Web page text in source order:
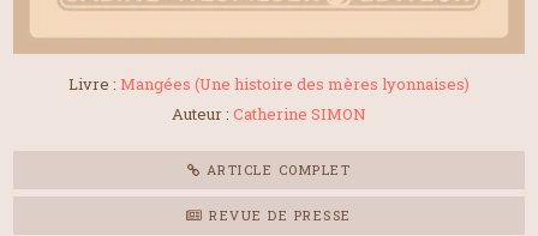
Livre : Mangées (Une histoire des mères lyonnaises)
Auteur : Catherine SIMON
ARTICLE COMPLET
REVUE DE PRESSE